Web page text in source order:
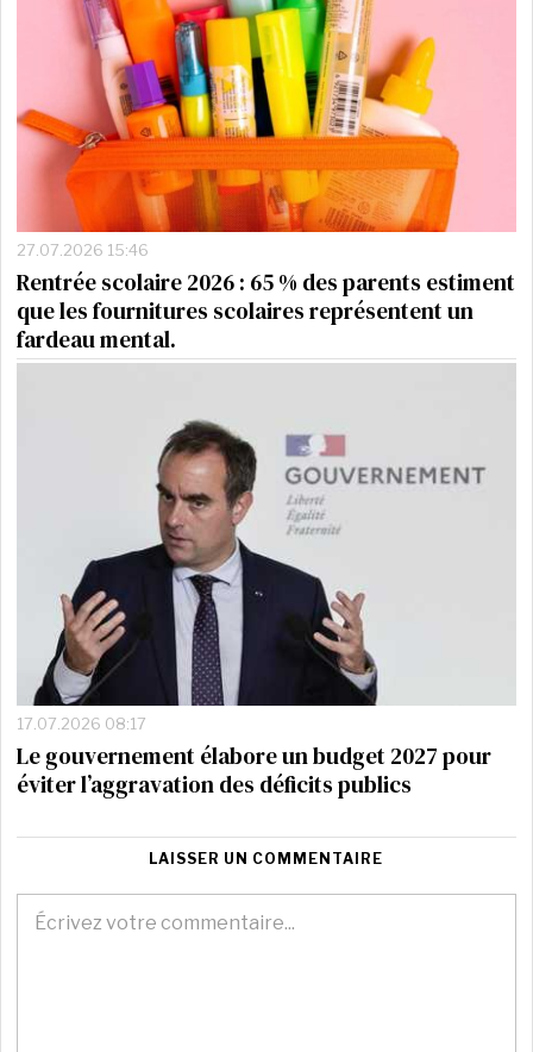
27.07.2026 15:46
Rentrée scolaire 2026 : 65 % des parents estiment
que les fournitures scolaires représentent un
fardeau mental.
17.07.2026 08:17
Le gouvernement élabore un budget 2027 pour
éviter l’aggravation des déficits publics
LAISSER UN COMMENTAIRE